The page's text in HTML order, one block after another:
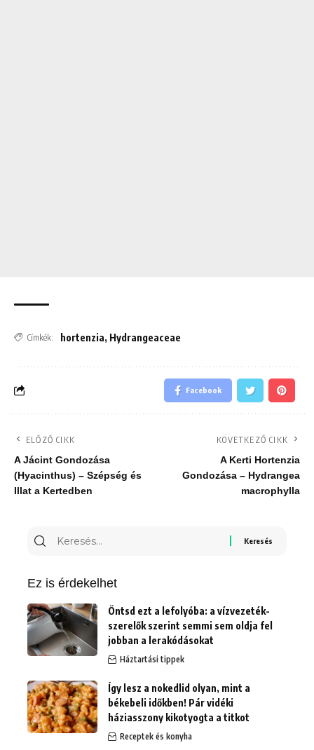
Címkék: hortenzia, Hydrangeaceae
Facebook
ELŐZŐ CIKK
A Jácint Gondozása
(Hyacinthus) – Szépség és
Illat a Kertedben
KÖVETKEZŐ CIKK
A Kerti Hortenzia
Gondozása – Hydrangea
macrophylla
Keresés
Ez is érdekelhet
Öntsd ezt a lefolyóba: a vízvezeték-
szerelők szerint semmi sem oldja fel
jobban a lerakódásokat
Háztartási tippek
Így lesz a nokedlid olyan, mint a
békebeli időkben! Pár vidéki
háziasszony kikotyogta a titkot
Receptek és konyha